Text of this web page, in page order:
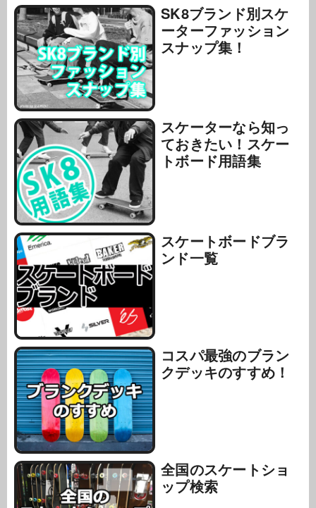
SK8ブランド別スケ
ーターファッション
スナップ集！
スケーターなら知っ
ておきたい！スケー
トボード用語集
スケートボードブラ
ンド一覧
コスパ最強のブラン
クデッキのすすめ！
全国のスケートショ
ップ検索